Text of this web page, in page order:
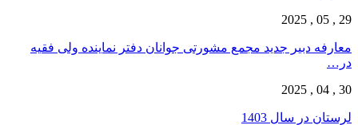
29 , 05 , 2025
معارفه دبیر جدید مجمع مشورتی جوانان دفتر نماینده ولی فقیه
در…
30 , 04 , 2025
لرستان در سال 1403